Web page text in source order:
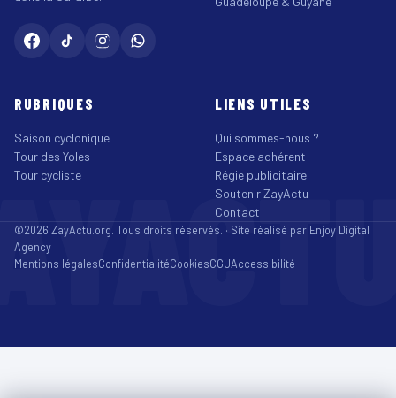
RUBRIQUES
Saison cyclonique
Tour des Yoles
Tour cycliste
LIENS UTILES
Qui sommes-nous ?
Espace adhérent
Régie publicitaire
Soutenir ZayActu
Contact
©2026 ZayActu.org. Tous droits réservés. · Site réalisé par Enjoy Digital
Agency
Mentions légalesConfidentialitéCookiesCGUAccessibilité